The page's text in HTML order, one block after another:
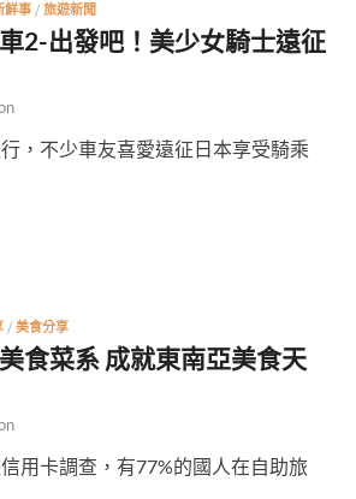
鮮事 / 旅遊新聞
2-出發吧！美少女騎士遠征
，不少車友喜愛遠征日本享受騎乘
/ 美食分享
食菜系 成就東南亞美食天
用卡調查，有77%的國人在自助旅